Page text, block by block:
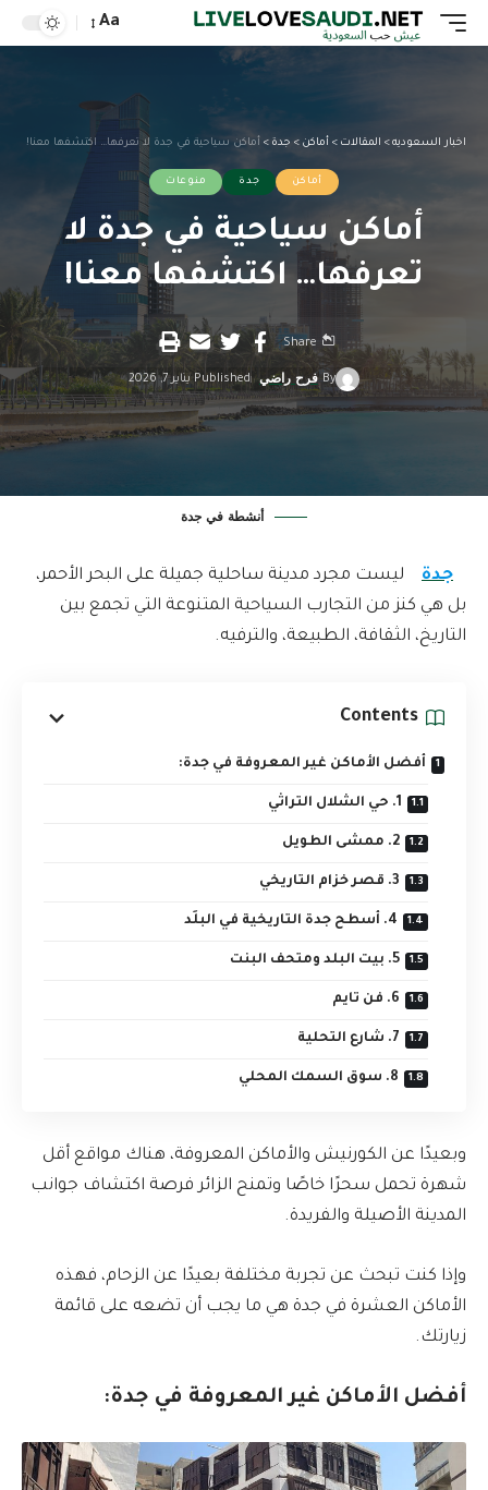
Aa
اخبار السعوديه> المقالات > أماكن > جدة > أماكن سياحية في جدة لا تعرفها… اكتشفها معنا!
أماكن جدة منوعات
أماكن سياحية في جدة لا
تعرفها… اكتشفها معنا!
By فرح راضي Published يناير 7, 2026
Share
أنشطة في جدة
جدة
ليست مجرد مدينة ساحلية جميلة على البحر الأحمر،
بل هي كنز من التجارب السياحية المتنوعة التي تجمع بين
التاريخ، الثقافة، الطبيعة، والترفيه.
Contents
أفضل الأماكن غير المعروفة في جدة:
1. حي الشلال التراثي
2. ممشى الطويل
3. قصر خزام التاريخي
4. أسطح جدة التاريخية في البلَد
5. بيت البلد ومتحف البنت
6. فن تايم
7. شارع التحلية
8. سوق السمك المحلي
وبعيدًا عن الكورنيش والأماكن المعروفة، هناك مواقع أقل
شهرة تحمل سحرًا خاصًا وتمنح الزائر فرصة اكتشاف جوانب
المدينة الأصيلة والفريدة.
وإذا كنت تبحث عن تجربة مختلفة بعيدًا عن الزحام، فهذه
الأماكن العشرة في جدة هي ما يجب أن تضعه على قائمة
زيارتك.
أفضل الأماكن غير المعروفة في جدة: